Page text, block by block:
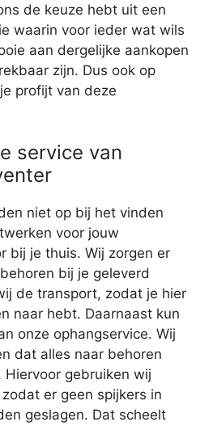
de keuze hebt uit een
waarin voor ieder wat wils
aan dergelijke aankopen
zijn. Dus ook op
profijt van deze
service van
niet op bij het vinden
voor jouw
bij je thuis. Wij zorgen er
bij je geleverd
de transport, zodat je hier
naar hebt. Daarnaast kun
onze ophangservice. Wij
dat alles naar behoren
gebruiken wij
er geen spijkers in
geslagen. Dat scheelt